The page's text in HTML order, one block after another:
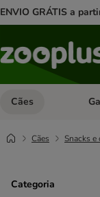
ENVIO GRÁTIS a
Cães
Cães Snacks e
Categoria